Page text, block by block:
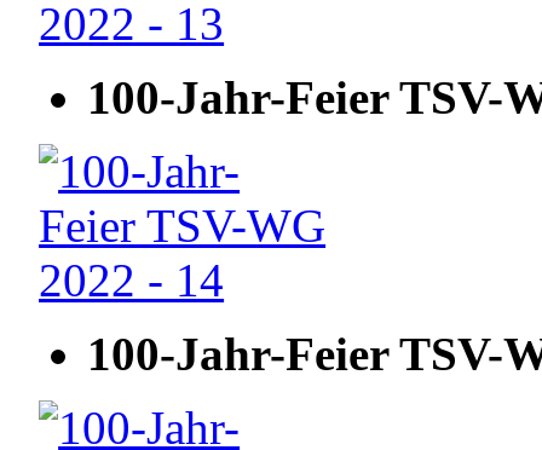
100-Jahr-Feier TSV-
100-Jahr-Feier TSV-